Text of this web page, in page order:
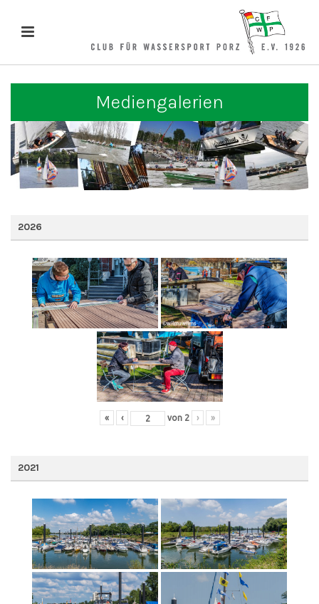
Mediengalerien
2026
« ‹ von 2 › »
2021